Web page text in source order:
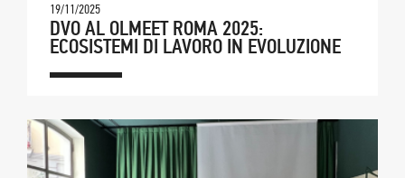
19/11/2025
DVO AL OLMEET ROMA 2025:
ECOSISTEMI DI LAVORO IN EVOLUZIONE